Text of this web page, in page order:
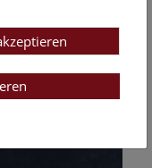
Mine Nr. 80, Lavrion,
/ NHM Wien